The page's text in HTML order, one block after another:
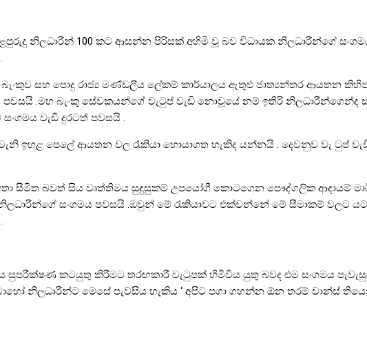
නිලධාරීන් 100 කට ආසන්න පිරිසක් අහිමි වූ බව විධායක නිලධාරීන්ගේ
සහ පොදු රාජ්‍ය මණ්ඩලීය ලේකම් කාර්යාලය ඇතුළු ජාත්‍යන්තර ආයතන
පවසයි .මහ බැංකු සේවකයන්ගේ වැටුප් වැඩි නොවූයේ නම් ඉතිරි නිලධාරීන්ගෙන්ද
වැඩි දුරටත් පවසයි .
ඉහළ පෙලේ ආයතන වල රැකියා හොයාගත හැකිද යන්නයි . දෙවනුව වැ ටුප්
සීමිත බවත් සිය වෘත්තිමය සුදුසුකම් උපයෝගී කොටගෙන පෞද්ගලික ආදායම්
සංගමය පවසයි .ඔවුන් මේ රැකියාවට එක්වන්නේ මේ සීමාකම් වලට
සුපරීක්ෂණ කටයුතු කිරීමට තරඟකාරී වැටුපක් හිමිවිය යුතු බවද එම සංගමය
නිලධාරීන්ට මෙසේ පැවසිය හැකිය ‘ අපිට පගා ගහන්න ඕන තරම් චාන්ස්